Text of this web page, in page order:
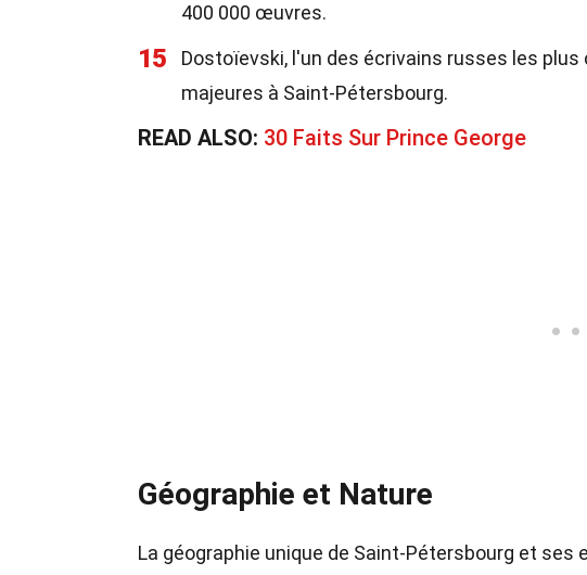
400 000 œuvres.
15
Dostoïevski, l'un des écrivains russes les
majeures à Saint-Pétersbourg.
READ ALSO: 30 Faits Sur Prince George
Géographie et Nature
La géographie unique de Saint-Pétersbourg et